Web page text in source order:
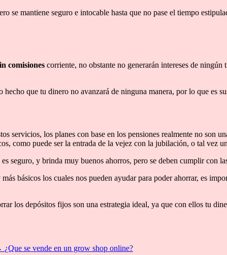
se mantiene seguro e intocable hasta que no pase el tiempo
comisiones corriente, no obstante no generarán intereses de
que tu dinero no avanzará de ninguna manera, por lo que es
servicios, los planes con base en los pensiones realmente no son
como puede ser la entrada de la vejez con la jubilación, o tal vez
seguro, y brinda muy buenos ahorros, pero se deben cumplir con
básicos los cuales nos pueden ayudar para poder ahorrar, es
los depósitos fijos son una estrategia ideal, ya que con ellos tu
¿Que se vende en un grow shop online?